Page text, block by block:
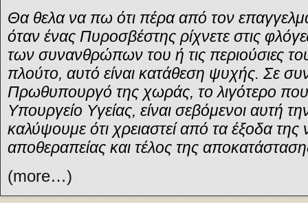
Θα θελα να πω ότι πέρα από τον
όταν ένας Πυροσβέστης ρίχνετε στις
των συνανθρώπων του ή τις περιούσιες
πλούτο, αυτό είναι κατάθεση ψυχής. Σε
Πρωθυπουργό της χωράς, το λιγότερο
Υπουργείο Υγείας, είναι σεβόμενοι αυτή
καλύψουμε ότι χρειαστεί από τα έξοδα της
αποθεραπείας και τέλος της
(more…)